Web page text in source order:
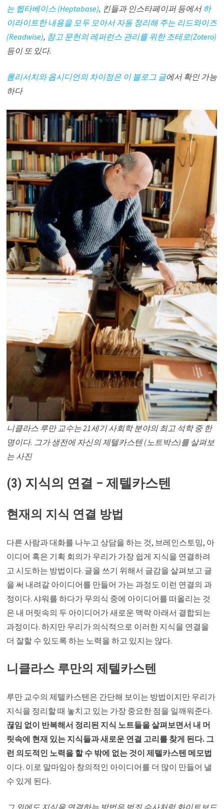
는 헵타베이스 (Heptabase), 킨들과 인스타페이퍼 등에서 하
이라이트한 내용을 모두 모아서 자동 정리해 주는 리드와이즈
(Readwise), 참고 문헌의 레퍼런스 관리를 위한 조테로(Zotero)
등이 또 있다.
롬리서치와 옵시디언의 차이점은 이 블로그 글에서 확인 가능
하다
니클라스 루만 교수는 21세기 사회학 분야의 최고 석학 중 한
명이다. 그가 생전에 자신의 제텔카스텐 (노트박스)를 살펴보
는 사진
(3) 지식의 연결 – 제텔카스텐
현재의 지식 연결 방법
다른 사람과 대화를 나누고 상담을 하는 것, 브레인스토밍, 아
이디어 혹은 기획 회의가 우리가 가장 쉽게 지식을 연결하려
고 시도하는 방법이다. 글을 쓰기 위해서 글감을 살펴보고 글
을 써 내려갈 아이디어를 만들어 가는 과정도 이런 연결의 과
정이다. 샤워를 하다가 무의식 중에 아이디어를 떠올리는 것
은 내 머릿속의 두 아이디어가 새로운 맥락 아래서 결합되는
과정이다. 하지만 우리가 의식적으로 이러한 지식을 연결을
더 잘할 수 있도록 하는 노력을 하고 있지는 않다.
니클라스 루만의 제텔카스텐
루만 교수의 제텔카스텐은 간단해 보이는 방법이지만 우리가
지식을 정리할 때 놓치고 있는 가장 중요한 점을 일깨워준다.
끊임 없이 반복해서 정리된 지식 노트들을 살펴보면서 내 머
릿속에 현재 있는 지식들과 새로운 연결 고리를 찾게 된다. 그
런 의도적인 노력을 할 수 밖에 없는 것이 제텔카스텐 메모법
이다. 이로 말마임아 창의적인 아이디어를 더 많이 만들어 낼
수 있게 된다.